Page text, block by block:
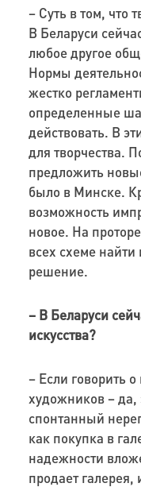
– Суть в том, что
В Беларуси
любое другое
Нормы
жестко
определенные
действовать. В
для творчества.
предложить
было в Минске.
возможность
новое. На
всех схеме
решение.
– В Беларуси
искусства?
– Если говорить
художников – да,
спонтанный
как покупка в
надежности
продает галерея,